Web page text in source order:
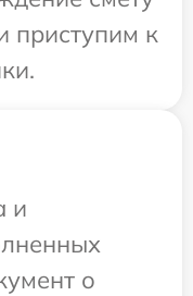
приступим к
и
о